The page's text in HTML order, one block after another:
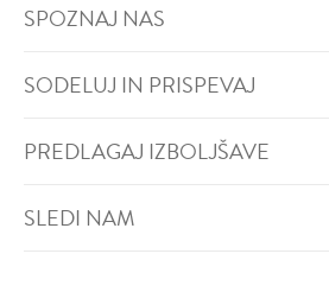
SPOZNAJ NAS
SODELUJ IN PRISPEVAJ
PREDLAGAJ IZBOLJŠAVE
SLEDI NAM